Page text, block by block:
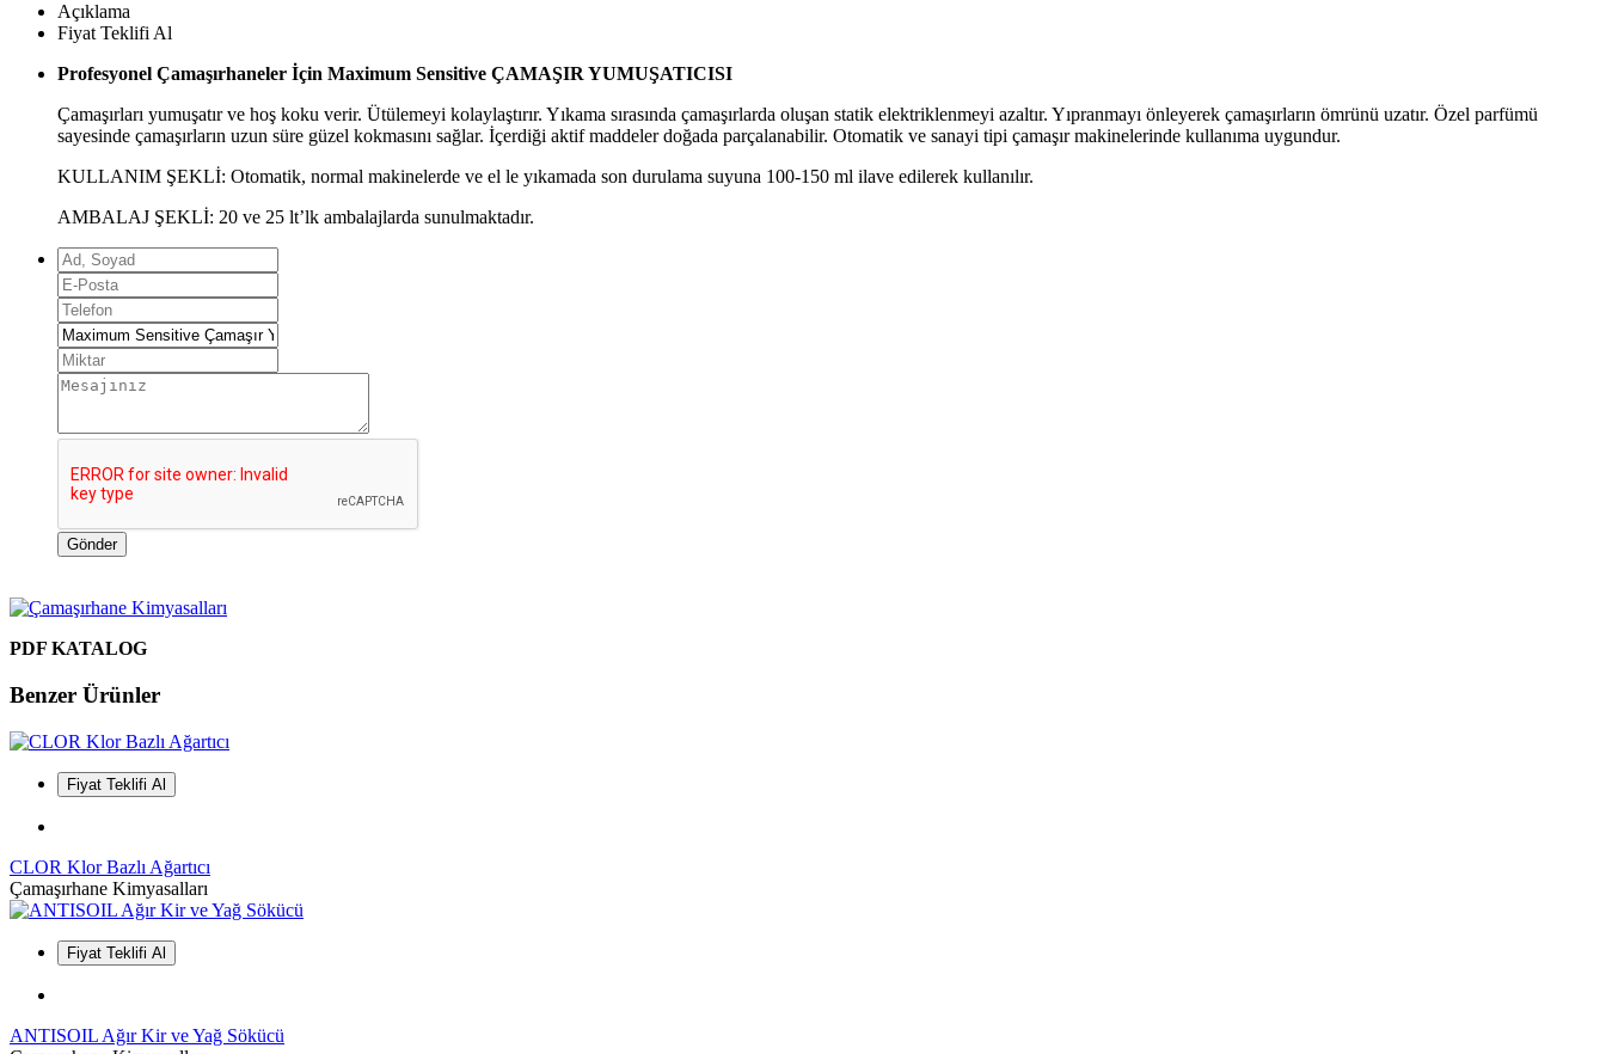
Açıklama
Fiyat Teklifi Al
Profesyonel Çamaşırhaneler İçin Maximum Sensitive ÇAMAŞIR YUMUŞATICISI
Çamaşırları yumuşatır ve hoş koku verir. Ütülemeyi kolaylaştırır. Yıkama sırasında çamaşırlarda oluşan statik elektriklenmeyi azaltır. Yıpranmayı önleyerek çamaşırların ömrünü uzatır. Özel parfümü
sayesinde çamaşırların uzun süre güzel kokmasını sağlar. İçerdiği aktif maddeler doğada parçalanabilir. Otomatik ve sanayi tipi çamaşır makinelerinde kullanıma uygundur.
KULLANIM ŞEKLİ: Otomatik, normal makinelerde ve el le yıkamada son durulama suyuna 100-150 ml ilave edilerek kullanılır.
AMBALAJ ŞEKLİ: 20 ve 25 lt’lk ambalajlarda sunulmaktadır.
Gönder
PDF KATALOG
Benzer Ürünler
Fiyat Teklifi Al
CLOR Klor Bazlı Ağartıcı
Çamaşırhane Kimyasalları
Fiyat Teklifi Al
ANTISOIL Ağır Kir ve Yağ Sökücü